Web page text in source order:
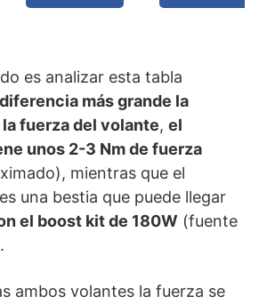
es analizar esta tabla
más grande la
fuerza del volante, el
unos 2-3 Nm de fuerza
mientras que el
es una bestia que puede llegar
el boost kit de 180W (fuente
ambos volantes la fuerza se